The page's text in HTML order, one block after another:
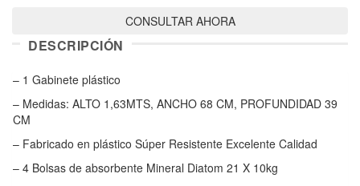
CONSULTAR AHORA
DESCRIPCIÓN
– 1 Gabinete plástico
– Medidas: ALTO 1,63MTS, ANCHO 68 CM, PROFUNDIDAD 39
CM
– Fabricado en plástico Súper Resistente Excelente Calidad
– 4 Bolsas de absorbente Mineral Diatom 21 X 10kg